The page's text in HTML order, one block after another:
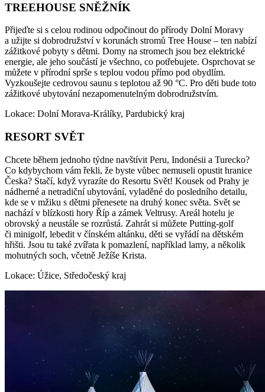
TREEHOUSE SNĚŽNÍK
Přijeďte si s celou rodinou odpočinout do přírody Dolní Moravy
a užijte si dobrodružství v korunách stromů Tree House – ten nabízí
zážitkové pobyty s dětmi. Domy na stromech jsou bez elektrické
energie, ale jeho součástí je všechno, co potřebujete. Osprchovat se
můžete v přírodní sprše s teplou vodou přímo pod obydlím.
Vyzkoušejte cedrovou saunu s teplotou až 90 °C. Pro děti bude toto
zážitkové ubytování nezapomenutelným dobrodružstvím.
Lokace: Dolní Morava-Králíky, Pardubický kraj
RESORT SVĚT
Chcete během jednoho týdne navštívit Peru, Indonésii a Turecko?
Co kdybychom vám řekli, že byste vůbec nemuseli opustit hranice
Česka? Stačí, když vyrazíte do Resortu Svět! Kousek od Prahy je
nádherné a netradiční ubytování, vyladěné do posledního detailu,
kde se v mžiku s dětmi přenesete na druhý konec světa. Svět se
nachází v blízkosti hory Říp a zámek Veltrusy. Areál hotelu je
obrovský a neustále se rozrůstá. Zahrát si můžete Putting-golf
či minigolf, lebedit v čínském altánku, děti se vyřádí na dětském
hřišti. Jsou tu také zvířata k pomazlení, například lamy, a několik
mohutných soch, včetně Ježíše Krista.
Lokace: Úžice, Středočeský kraj